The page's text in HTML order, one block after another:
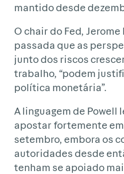
mantido desde
O chair do Fed,
passada que as
junto dos riscos
trabalho, “podem
política monetária”.
A linguagem de Powell
apostar fortemente
setembro, embora os
autoridades desde
tenham se apoiado